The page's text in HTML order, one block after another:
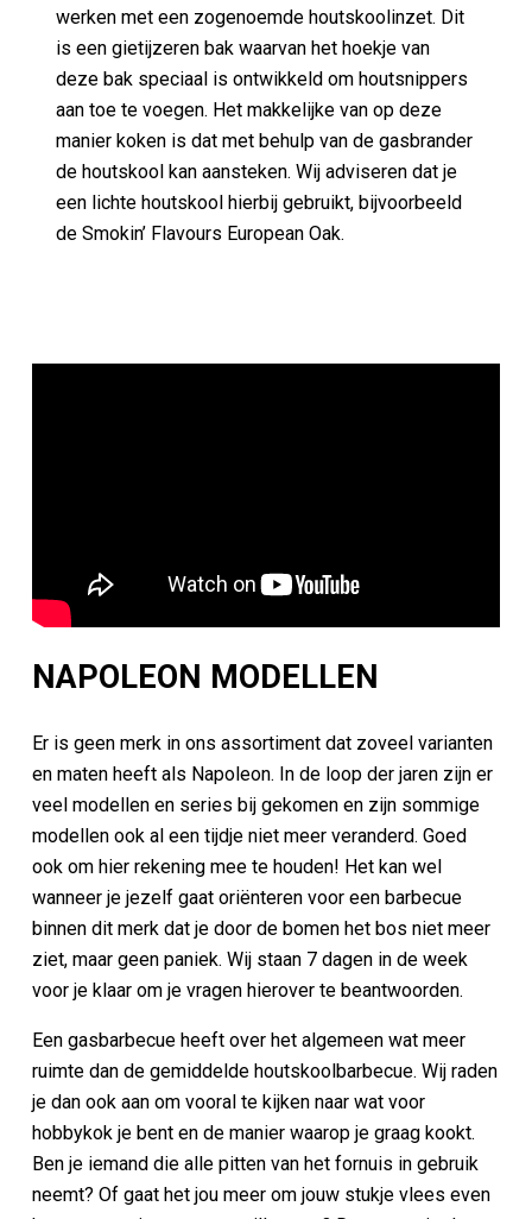
werken met een zogenoemde houtskoolinzet. Dit
is een gietijzeren bak waarvan het hoekje van
deze bak speciaal is ontwikkeld om houtsnippers
aan toe te voegen. Het makkelijke van op deze
manier koken is dat met behulp van de gasbrander
de houtskool kan aansteken. Wij adviseren dat je
een lichte houtskool hierbij gebruikt, bijvoorbeeld
de Smokin’ Flavours European Oak.
NAPOLEON MODELLEN
Er is geen merk in ons assortiment dat zoveel varianten
en maten heeft als Napoleon. In de loop der jaren zijn er
veel modellen en series bij gekomen en zijn sommige
modellen ook al een tijdje niet meer veranderd. Goed
ook om hier rekening mee te houden! Het kan wel
wanneer je jezelf gaat oriënteren voor een barbecue
binnen dit merk dat je door de bomen het bos niet meer
ziet, maar geen paniek. Wij staan 7 dagen in de week
voor je klaar om je vragen hierover te beantwoorden.
Een gasbarbecue heeft over het algemeen wat meer
ruimte dan de gemiddelde houtskoolbarbecue. Wij raden
je dan ook aan om vooral te kijken naar wat voor
hobbykok je bent en de manier waarop je graag kookt.
Ben je iemand die alle pitten van het fornuis in gebruik
neemt? Of gaat het jou meer om jouw stukje vlees even